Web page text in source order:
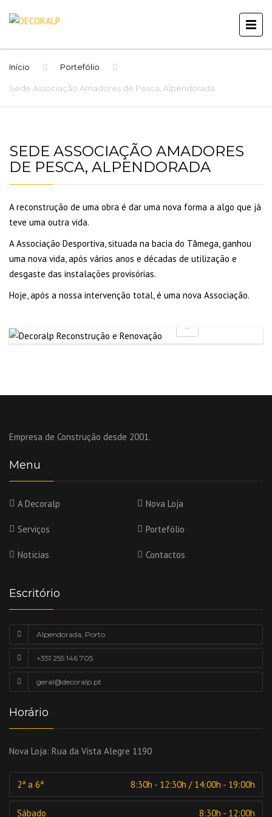
Início Portefólio
Sede Associação Amadores de Pesca, Alpendorada
SEDE ASSOCIAÇÃO AMADORES
DE PESCA, ALPENDORADA
A reconstrução de uma obra é dar uma nova forma a algo que já
teve uma outra vida.
A Associação Desportiva, situada na bacia do Tâmega, ganhou
uma nova vida, após vários anos e décadas de utilização e
desgaste das instalações provisórias.
Hoje, após a nossa intervenção total, é uma nova Associação.
Empresa de Construção desde 2001.
Menu
A Decoralp Nova Loja
Serviços Portefólio
Notícias Contactos
Escritório
Alpendorada, Porto
+351 255 146 705
geral@decoralp.pt
Horário
Nova Loja: Rua da Vista Alegre 1190
2ª a 6ª 8:30h - 12:30h / 14:00h - 19:00h
Sábado 8:30h - 12:00h